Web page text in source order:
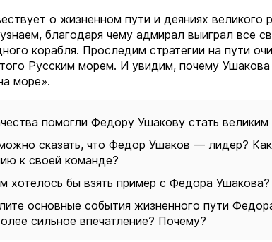
о жизненном пути и деяниях
благодаря чему адмирал выиграл все
корабля. Проследим стратегии на пути
Русским морем. И увидим, почему
море».
помогли Федору Ушакову стать
сказать, что Федор Ушаков — лидер?
к своей команде?
хотелось бы взять пример с Федора Ушакова?
основные события жизненного пути
сильное впечатление? Почему?